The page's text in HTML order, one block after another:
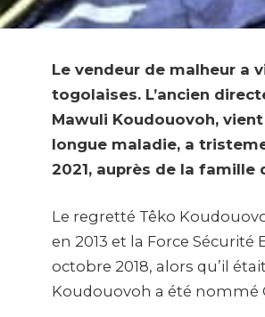
Le vendeur de malheur a
togolaises. L’ancien
Mawuli Koudouovoh,
longue maladie, a
2021, auprès de la famille
Le regretté Têko
en 2013 et la Force Sécurité
octobre 2018, alors qu’il
Koudouovoh a été nommé